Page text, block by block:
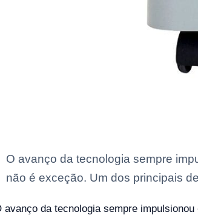
O avanço da tecnologia sempre
não é exceção. Um dos principais
avanço da tecnologia sempre